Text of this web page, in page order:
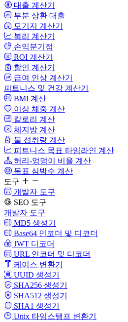
대출 계산기
부분 상환 대출
모기지 계산기
복리 계산기
손익분기점
ROI 계산기
할인 계산기
급여 인상 계산기
피트니스 및 건강 계산기
BMI 계산
이상 체중 계산
칼로리 계산
체지방 계산
물 섭취량 계산
피트니스 목표 타임라인 계산
허리-엉덩이 비율 계산
목표 심박수 계산
도구
개발자 도구
SEO 도구
개발자 도구
MD5 생성기
Base64 인코더 및 디코더
JWT 디코더
URL 인코더 및 디코더
케이스 변환기
UUID 생성기
SHA256 생성기
SHA512 생성기
SHA1 생성기
Unix 타임스탬프 변환기